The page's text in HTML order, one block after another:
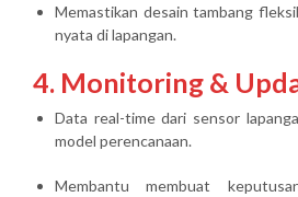
Memastikan desain tambang
nyata di lapangan.
4. Monitoring &
Data real-time dari sensor
model perencanaan.
Membantu membuat